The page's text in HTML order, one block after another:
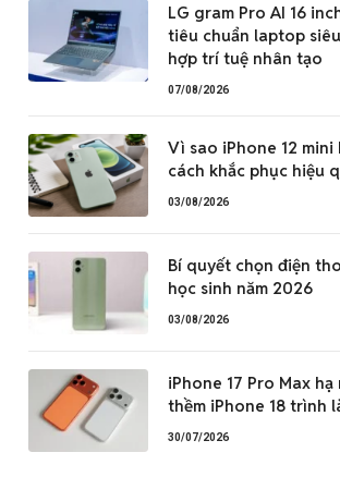
LG gram Pro AI 16
tiêu chuẩn laptop
hợp trí tuệ nhân tạo
07/08/2026
Vì sao iPhone 12
cách khắc phục hiệu
03/08/2026
Bí quyết chọn điện
học sinh năm 2026
03/08/2026
iPhone 17 Pro Max
thềm iPhone 18 trình
30/07/2026